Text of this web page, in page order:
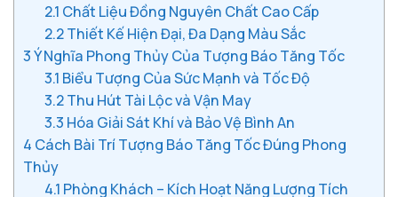
2.1 Chất Liệu Đồng Nguyên Chất Cao Cấp
2.2Thiết Kế Hiện Đại, Đa Dạng Màu Sắc
3Ý Nghĩa Phong Thủy Của Tượng Báo Tăng Tốc
3.1 Biểu Tượng Của Sức Mạnh và Tốc Độ
3.2Thu Hút Tài Lộc và Vận May
3.3 Hóa Giải Sát Khí và Bảo Vệ Bình An
4 Cách Bài Trí Tượng Báo Tăng Tốc Đúng Phong
Thủy
4.1 Phòng Khách – Kích Hoạt Năng Lượng Tích